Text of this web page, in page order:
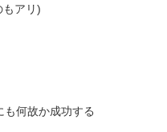
もアリ)
何故か成功する